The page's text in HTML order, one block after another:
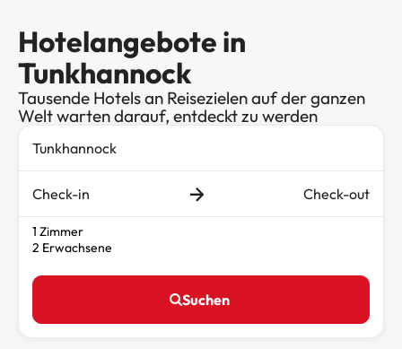
Hotelangebote in
Tunkhannock
Tausende Hotels an Reisezielen auf der ganzen
Welt warten darauf, entdeckt zu werden
Check-in Check-out
1 Zimmer
2 Erwachsene
Suchen